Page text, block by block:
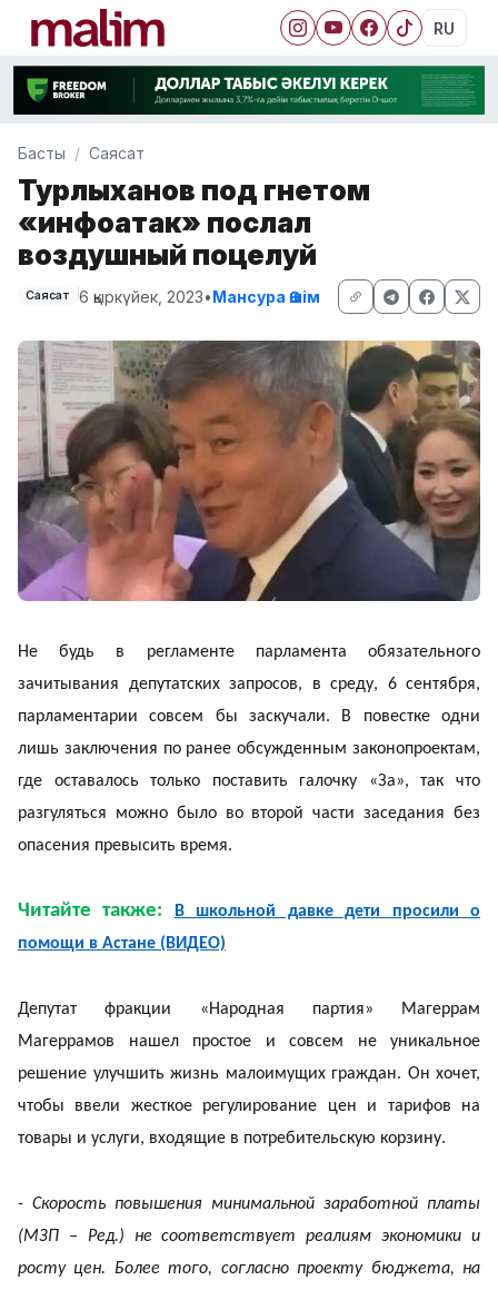
RU
Басты Саясат
Турлыханов под гнетом
«инфоатак» послал
воздушный поцелуй
Саясат 6 қыркүйек, 2023•Мансура Әшім
Не будь в регламенте парламента обязательного
зачитывания депутатских запросов, в среду, 6 сентября,
парламентарии совсем бы заскучали. В повестке одни
лишь заключения по ранее обсужденным законопроектам,
где оставалось только поставить галочку «За», так что
разгуляться можно было во второй части заседания без
опасения превысить время.
Читайте также:
В школьной давке дети просили о
помощи в Астане (ВИДЕО)
Депутат фракции «Народная партия» Магеррам
Магеррамов нашел простое и совсем не уникальное
решение улучшить жизнь малоимущих граждан. Он хочет,
чтобы ввели жесткое регулирование цен и тарифов на
товары и услуги, входящие в потребительскую корзину.
- Скорость повышения минимальной заработной платы
(МЗП – Ред.) не соответствует реалиям экономики и
росту цен. Более того, согласно проекту бюджета, на